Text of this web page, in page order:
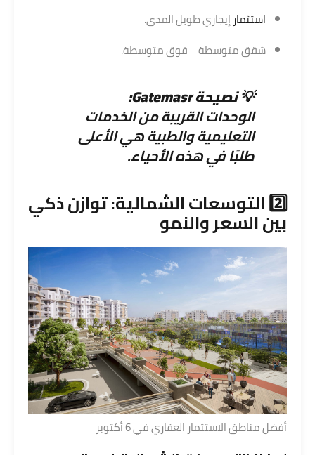
استثمار إيجاري طويل المدى.
شقق متوسطة – فوق متوسطة.
💡نصيحةGatemasr
:
الوحدات القريبة من الخدمات
التعليمية والطبية هي الأعلى
طلبًا في هذه الأحياء.
2️⃣ التوسعات الشمالية: توازن ذكي
بين السعر والنمو
أفضل مناطق الاستثمار العقاري في 6 أكتوبر